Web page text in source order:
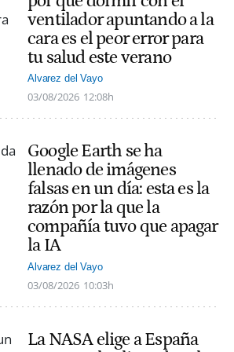
ventilador apuntando a la
cara es el peor error para
tu salud este verano
Alvarez del Vayo
03/08/2026 12:08h
Google Earth se ha
llenado de imágenes
falsas en un día: esta es la
razón por la que la
compañía tuvo que apagar
la IA
Alvarez del Vayo
03/08/2026 10:03h
La NASA elige a España